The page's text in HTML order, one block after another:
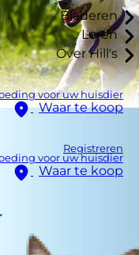
Bladeren
Leren
Over Hill's
voor uw huisdier
Waar te koop
Registreren
voor uw huisdier
Waar te koop